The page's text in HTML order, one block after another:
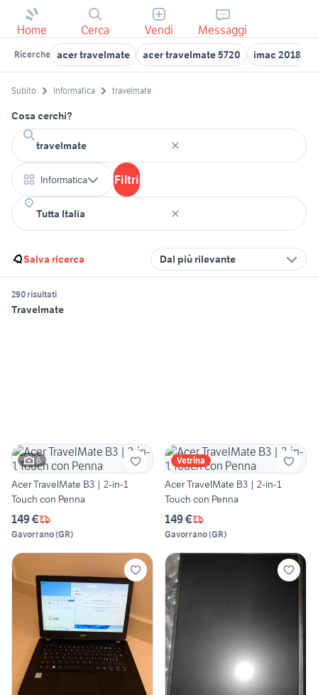
Home Cerca Vendi Messaggi
Ricerche acer travelmate acer travelmate 5720 imac 2018
Subito Informatica travelmate
Cosa cerchi?
Informatica Filtri
Salva ricerca Dal più rilevante
290 risultati
Travelmate
6
Acer TravelMate B3 | 2-in-1
Touch con Penna
149 €
Gavorrano(GR)
Vetrina
Acer TravelMate B3 | 2-in-1
Touch con Penna
149 €
Gavorrano(GR)